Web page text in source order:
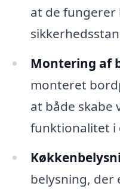
at de
Montering af
monteret
at både skabe
funktionalitet i
belysning, der